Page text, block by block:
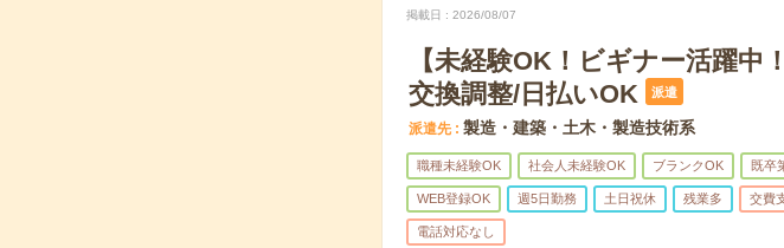
掲載日 2026/08/07
【未経験OK！ビギナー活躍中
交換調整/日払いOK
派遣
派遣先 製造・建築・土木・製造技術系
職種未経験OK 社会人未経験OK ブランクOK 既卒
WEB登録OK 週5日勤務 土日祝休 残業多 交費
電話対応なし